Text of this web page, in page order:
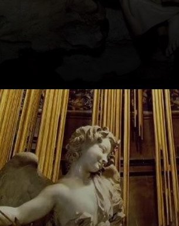
Gian Lorenzo
Bernini: der
Meister des
Barockstils.